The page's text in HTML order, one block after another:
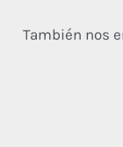
También nos